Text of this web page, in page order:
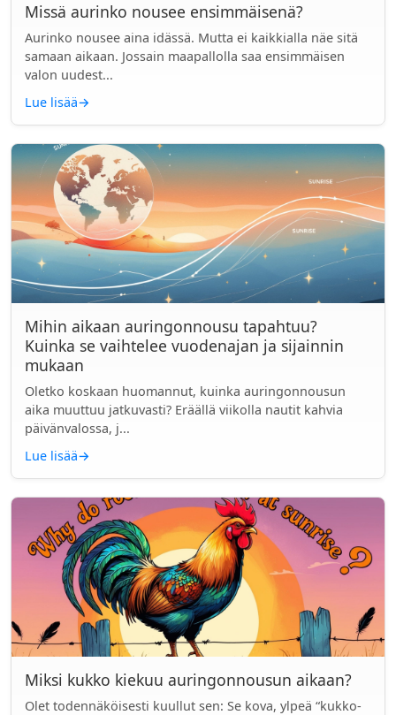
Missä aurinko nousee ensimmäisenä?
Aurinko nousee aina idässä. Mutta ei kaikkialla näe sitä
samaan aikaan. Jossain maapallolla saa ensimmäisen
valon uudest...
Lue lisää→
Mihin aikaan auringonnousu tapahtuu?
Kuinka se vaihtelee vuodenajan ja sijainnin
mukaan
Oletko koskaan huomannut, kuinka auringonnousun
aika muuttuu jatkuvasti? Eräällä viikolla nautit kahvia
päivänvalossa, j...
Lue lisää→
Miksi kukko kiekuu auringonnousun aikaan?
Olet todennäköisesti kuullut sen: Se kova, ylpeä “kukko-